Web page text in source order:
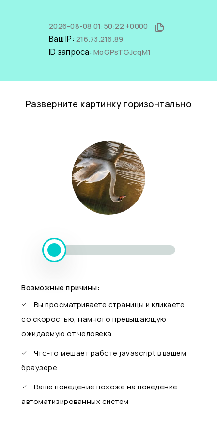
2026-08-08 01:50:22 +0000
Ваш IP: 216.73.216.89
ID запроса: MoGPsTGJcqM1
Разверните картинку горизонтально
Возможные причины:
Вы просматриваете страницы и кликаете
со скоростью, намного превышающую
ожидаемую от человека
Что-то мешает работе javascript в вашем
браузере
Ваше поведение похоже на поведение
автоматизированных систем